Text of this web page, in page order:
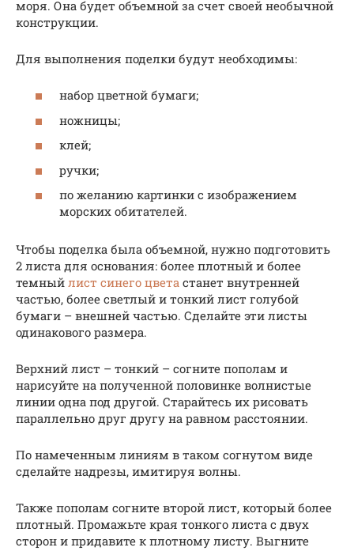
моря. Она будет объемной за счет своей необычной
конструкции.
Для выполнения поделки будут необходимы:
набор цветной бумаги;
ножницы;
клей;
ручки;
по желанию картинки с изображением
морских обитателей.
Чтобы поделка была объемной, нужно подготовить
2 листа для основания: более плотный и более
темный лист синего цвета станет внутренней
частью, более светлый и тонкий лист голубой
бумаги – внешней частью. Сделайте эти листы
одинакового размера.
Верхний лист – тонкий – согните пополам и
нарисуйте на полученной половинке волнистые
линии одна под другой. Старайтесь их рисовать
параллельно друг другу на равном расстоянии.
По намеченным линиям в таком согнутом виде
сделайте надрезы, имитируя волны.
Также пополам согните второй лист, который более
плотный. Промажьте края тонкого листа с двух
сторон и придавите к плотному листу. Выгните